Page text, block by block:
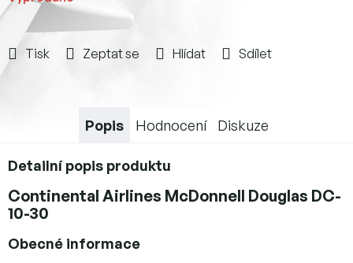
Tisk Zeptat se Hlídat Sdílet
Popis Hodnocení Diskuze
Detailní popis produktu
Continental Airlines McDonnell Douglas DC-
10-30
Obecné informace